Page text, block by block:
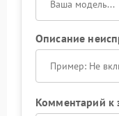
Описание
Комментарий к